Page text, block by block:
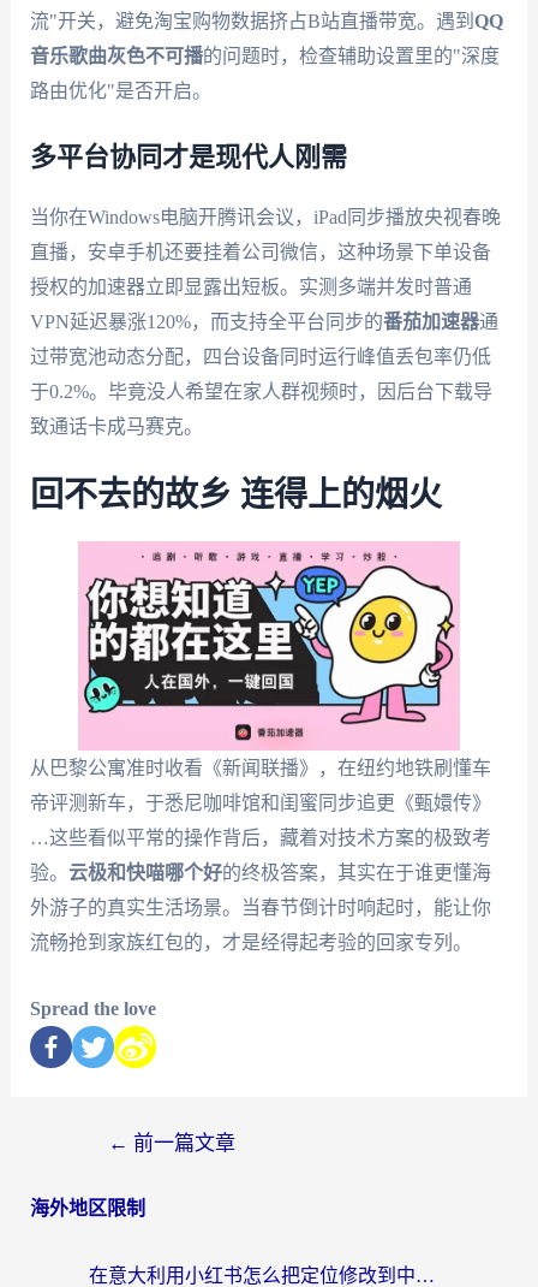
流"开关，避免淘宝购物数据挤占B站直播带宽。遇到 QQ
音乐歌曲灰色不可播的问题时，检查辅助设置里的"深度
路由优化"是否开启。
多平台协同才是现代人刚需
当你在Windows电脑开腾讯会议，iPad同步播放央视春晚
直播，安卓手机还要挂着公司微信，这种场景下单设备
授权的加速器立即显露出短板。实测多端并发时普通
VPN延迟暴涨120%，而支持全平台同步的番茄加速器通
过带宽池动态分配，四台设备同时运行峰值丢包率仍低
于0.2%。毕竟没人希望在家人群视频时，因后台下载导
致通话卡成马赛克。
回不去的故乡 连得上的烟火
从巴黎公寓准时收看《新闻联播》，在纽约地铁刷懂车
帝评测新车，于悉尼咖啡馆和闺蜜同步追更《甄嬛传》
…这些看似平常的操作背后，藏着对技术方案的极致考
验。 云极和快喵哪个好的终极答案，其实在于谁更懂海
外游子的真实生活场景。当春节倒计时响起时，能让你
流畅抢到家族红包的，才是经得起考验的回家专列。
Spread the love
← 前一篇文章
海外地区限制
在意大利用小红书怎么把定位修改到中国国内？3个实用技巧+1个靠谱工具帮你搞定